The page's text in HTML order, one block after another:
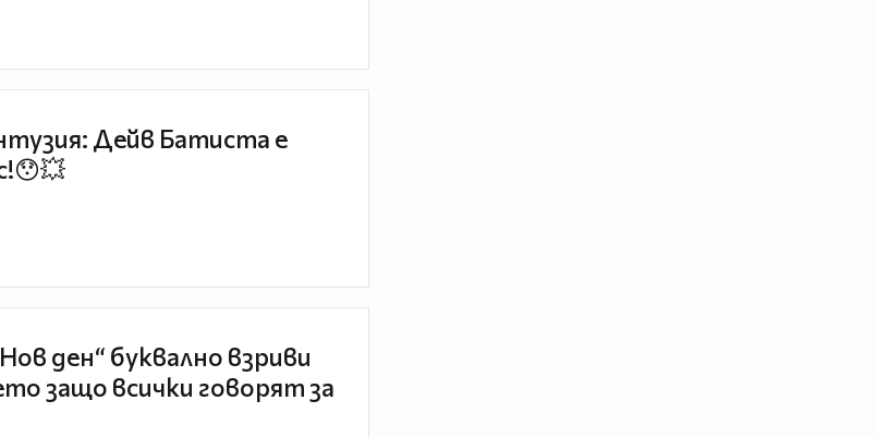
Дейв Батиста е
ден“ буквално взриви
защо всички говорят за